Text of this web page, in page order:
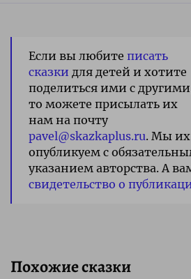
Если вы любите писать
сказки для детей и хотите
поделиться ими с
то можете присылать их
нам на почту
pavel@skazkaplus.ru. Мы их
опубликуем с
указанием авторства. А
свидетельство о
Похожие сказки